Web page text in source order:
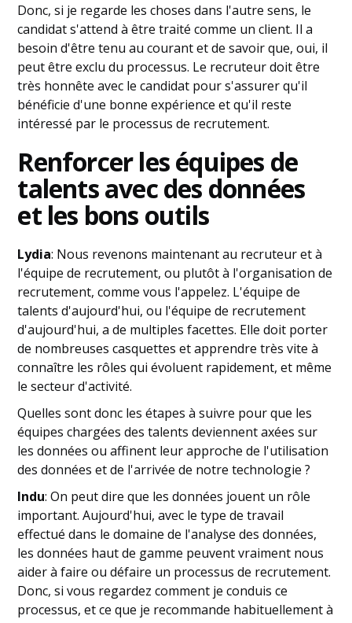
Donc, si je regarde les choses dans l'autre sens, le
candidat s'attend à être traité comme un client. Il a
besoin d'être tenu au courant et de savoir que, oui, il
peut être exclu du processus. Le recruteur doit être
très honnête avec le candidat pour s'assurer qu'il
bénéficie d'une bonne expérience et qu'il reste
intéressé par le processus de recrutement.
Renforcer les équipes de
talents avec des données
et les bons outils
Lydia: Nous revenons maintenant au recruteur et à
l'équipe de recrutement, ou plutôt à l'organisation de
recrutement, comme vous l'appelez. L'équipe de
talents d'aujourd'hui, ou l'équipe de recrutement
d'aujourd'hui, a de multiples facettes. Elle doit porter
de nombreuses casquettes et apprendre très vite à
connaître les rôles qui évoluent rapidement, et même
le secteur d'activité.
Quelles sont donc les étapes à suivre pour que les
équipes chargées des talents deviennent axées sur
les données ou affinent leur approche de l'utilisation
des données et de l'arrivée de notre technologie ?
Indu: On peut dire que les données jouent un rôle
important. Aujourd'hui, avec le type de travail
effectué dans le domaine de l'analyse des données,
les données haut de gamme peuvent vraiment nous
aider à faire ou défaire un processus de recrutement.
Donc, si vous regardez comment je conduis ce
processus, et ce que je recommande habituellement à